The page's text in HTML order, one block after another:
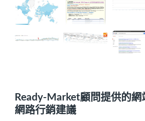
Ready-Market顧問提供的網
網路行銷建議